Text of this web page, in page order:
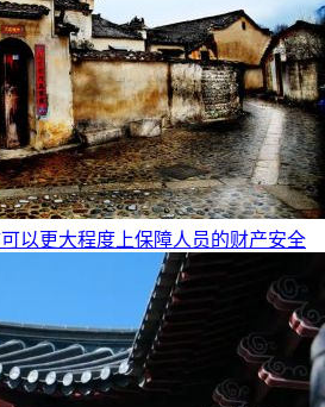
以更大程度上保障人员的财产安全